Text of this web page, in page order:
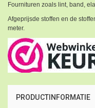
Fournituren zoals lint, band,
Afgeprijsde stoffen en de
meter.
PRODUCTINFORMATIE